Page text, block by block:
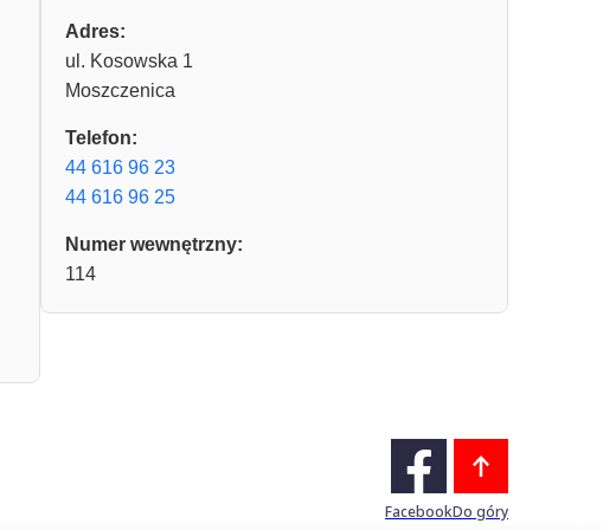
Adres:
ul. Kosowska 1
Moszczenica
Telefon:
44 616 96 23
44 616 96 25
Numer wewnętrzny:
114
FacebookDo góry